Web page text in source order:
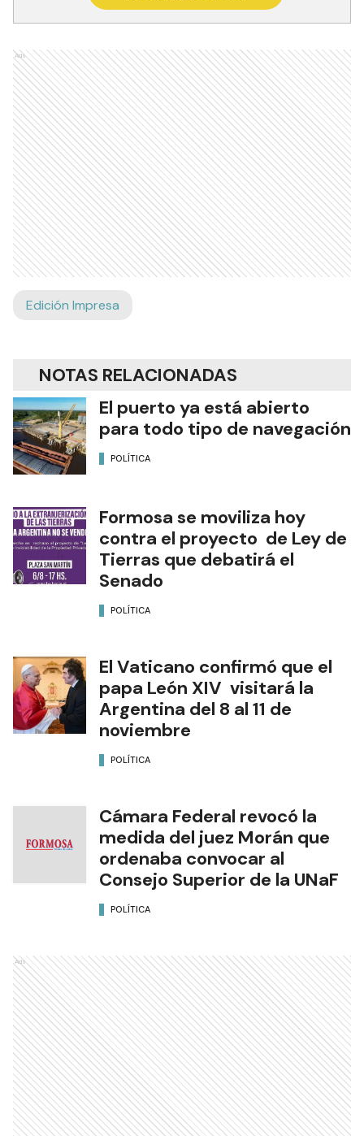
Ads
Edición Impresa
NOTAS RELACIONADAS
El puerto ya está abierto
para todo tipo de navegación
POLÍTICA
Formosa se moviliza hoy
contra el proyecto de Ley de
Tierras que debatirá el
Senado
POLÍTICA
El Vaticano confirmó que el
papa León XIV visitará la
Argentina del 8 al 11 de
noviembre
POLÍTICA
Cámara Federal revocó la
medida del juez Morán que
ordenaba convocar al
Consejo Superior de la UNaF
POLÍTICA
Ads